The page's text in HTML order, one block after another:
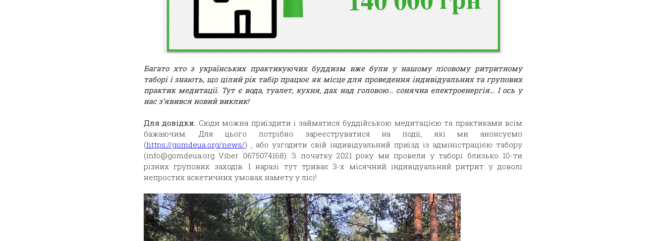
Багато хто з українських практикуючих буддизм вже були у нашому лісовому ритритному
таборі і знають, що цілий рік табір працює як місце для проведення індивідуальних та групових
практик медитації. Тут є вода, туалет, кухня, дах над головою… сонячна електроенергія… І ось у
нас з’явився новий виклик!
Для довідки. Сюди можна приїздити і займатися буддійською медитацією та практиками всім
бажаючим. Для цього потрібно зареєструватися на події, які ми анонсуємо
(https://gomdeua.org/news/) , або узгодити свій індивідуальний приїзд із адміністрацією табору
(info@gomdeua.org Viber 0675074168). З початку 2021 року ми провели у таборі близько 10-ти
різних групових заходів. І наразі тут триває 3-х місячний індивідуальний ритрит у доволі
непростих аскетичних умовах намету у лісі!